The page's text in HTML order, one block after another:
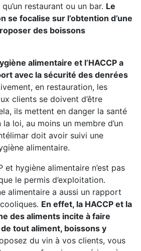
restaurant ou un bar. Le
se focalise sur l’obtention d’une
des boissons
alimentaire et l’HACCP a
avec la sécurité des denrées
en restauration, les
clients se doivent d’être
ils mettent en danger la santé
loi, au moins un membre d’un
doit avoir suivi une
alimentaire.
et hygiène alimentaire n’est pas
le permis d’exploitation.
alimentaire a aussi un rapport
En effet, la HACCP et la
des aliments incite à faire
tout aliment, boissons y
du vin à vos clients, vous